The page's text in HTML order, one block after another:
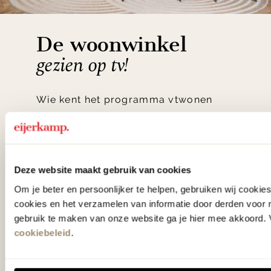
Deze website maakt gebruik van cookies
Om je beter en persoonlijker te helpen, gebruiken wij
cookies en het verzamelen van informatie door derden voor
gebruik te maken van onze website ga je hier mee akkoord.
cookiebeleid.
De woonwinkel
gezien op tv!
Wie kent het programma vtwonen
'Weer verliefd op je huis' niet? We
samengesteld met de mooiste
klassiekers en de nieuwste ontwerpen
in verrassende materialen en kleuren!